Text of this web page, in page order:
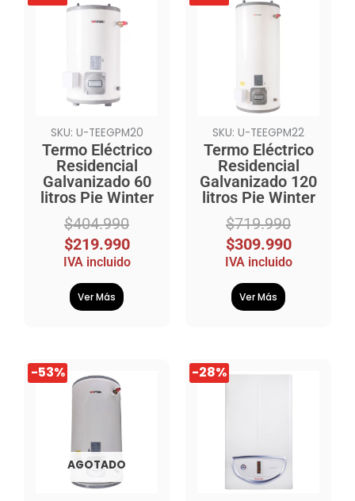
SKU: U-TEEGPM20
Termo Eléctrico
Residencial
Galvanizado 60
litros Pie Winter
$404.990
precio
$404.990.
$219.990
precio
$219.990.
IVA incluido
Ver Más
SKU: U-TEEGPM22
Termo Eléctrico
Residencial
Galvanizado 120
litros Pie Winter
$719.990
precio
$719.990.
$309.990
precio
$309.990.
IVA incluido
Ver Más
-53%
AGOTADO
El
precio
$869.990.
El
precio
$409.990.
-28%
El
precio
$1.271.990.
El
precio
$909.990.